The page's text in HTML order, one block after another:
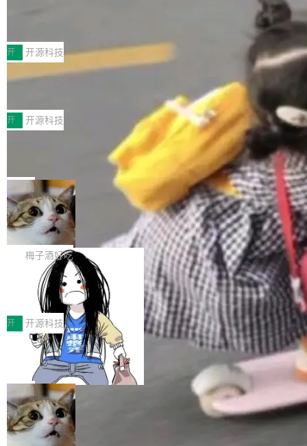
MPComm将作为一种传输引擎接入Mooncake T
ENT，实现零拷贝传输性能提升30%、非零拷贝
传输性能最高提升5倍。UCL-MPComm底层基
于自研UCL-Engine通信引擎，后续腾讯网平将
持续开源更多基于UCL-Engine的高性能通信组
件。 腾讯网平团队在UCL-MPComm中实现了一
个独立于业务线程的全局通信引擎（Engine），
型案例入选名单》，深信服“面向企业研发场景的
开源 AI 编程平台 CoStrict 应用”凭借卓越的技术
创新与落地成效成功入选。 全链路私有化部署，
助力企业AI研发安全落地 当前，越来越多企业已
经开始引入 AI Coding 工具，通过调用公有云模
型或企业内部部署模型提升研发效率。但随着 AI
Coding 从个人辅助工具逐步走向团队级、组织
级应用，企业在规模化落地过程中，对安全性、
可控性和代码质量提出了更高要求。 首先是数据
安全与合规要求。对于大多数普通研发场景，公
有云模型能够满足快速试用和效率提升的需求。
但对于金融、能源、医疗等对数据安全要求较...
开 开源科技
深信服AI算力网关入选工信部人工智能
前不久，工业和信息化部正式发布《2025年人工
智能应用典型案例名单》，集中展示人工智能在
各领域的应用成果，覆盖技术底座、行业赋能、
产品应用、支撑保障、专题等五大方向。深信服
AI算力网关（AI创新平台）成功入选！ 随着各行
各业的Agent走向规模化建设，算力构成形态逐
渐丰富，用户关注的重点也在发生变化：不只是
让AI用起来，还要进一步看清混合算力时代下，
Token花在哪里、算力是否被充分利用，以及持
续增长的AI成本该如何优化。 深信服AI算力网关
正是围绕这些实际问题，从Token治理和成本治
理两个方面，让用户的每一份算力都看得清、管
得住、用得稳、省得下、更安全！ 一、从现在开
始，Token使用一目...
开 开源科技
Jeff Dean 离开 Google：一个时代的结
束，一个实验室的开始
Google 员工编号 20。MapReduce 作者之一。
Bigtable 作者之一。TensorFlow 的作者之一。
Gemini 的架构师。Google 首席科学家。 Jeff D
ean 在 Google 工作了 27 年后，宣布离职。 他
不是一个人走。一同离开的还有 Sanjay Ghema
wat（Google 员工编号 23，Jeff Dean 二十多
年的编程搭档，MapReduce 和 Bigtable 的共同
作者）、Quoc Le（Google 大脑核心成员，Se
q2Seq 和 DocAI 的共同发明人）以及 Oriol Vin
yals（Gemini 联合负责人，AlphaSta...
局
🔥 SolonCode v2026.8.4 发布：界面
字体可调、22 种语言、记忆搜索增强
打开终端就能上岗的全中文编码智能体，这一轮
把「看得清、用母语、记得住」三件事一次补
齐。 SolonCode 是什么 SolonCode 是杭州无
耳科技研发的企业级终端编码智能体——一位全
中文驱动的数字员工，自主理解需求、规划步
骤、编写代码。不挑模型、不挑平台，curl 一行
装完即用。 开源地址：Gitee · GitCode · GitHu
b 安装 支持 Java 8+（8~26）、macOS / Linu
x / Windows / Harmony PC。 # macOS / Linu
x / Harmony PC curl -fsSL https://solon.noea
r.org/solon...
梅子酒好吃
让“代码语义理解”深度释放AI Coding
价值潜能：华为云码道（CodeArts）
代码仓技术解析
一、代码仓深度理解技术的作用与价值 在软件工
程实践中，代码仓是企业核心知识资产的主要载
体。企业级代码仓库通常包含数十万乃至数百万
个文件，其规模远超单次模型调用可承载的上下
文窗口。随着项目规模的持续扩张与代码历史的
不断累积，代码仓中的模块关系、接口契约、业
务逻辑等关键信息往往分散于数十乃至数百个文
件之中，形成高度复杂的知识关联网络。传统的
代码检索手段（如关键词匹配、目录遍历）仅能
开 开源科技
一条“删库”命令跑 17 小时，算法工程
师删光 89TB 数据只为干私活
最高人民检察院8月4日公布了一起案件：北京一
名90后算法工程师王某，为了给自己接的私活腾
服务器空间，删光了公司AI游戏部门的全部核心
数据。 王某2024年1月入职东城区某科技公司AI
短剧部门，有互联网大厂背景。在公司内部架构
局
Cloudflare 分享推理优化实践：KV ca
che 量化 + 权重压缩，吞吐量提升 4
Kimi 和 GLM 是当前最强的大模型系列之一，但